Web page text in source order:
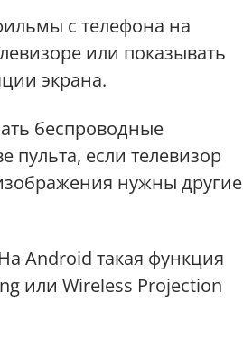
с телефона на
или показывать
экрана.
беспроводные
пульта, если телевизор
нужны другие
Android такая функция
или Wireless Projection